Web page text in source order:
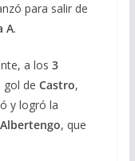
para salir de
A.
a los 3
gol de Castro,
y logró la
Albertengo, que